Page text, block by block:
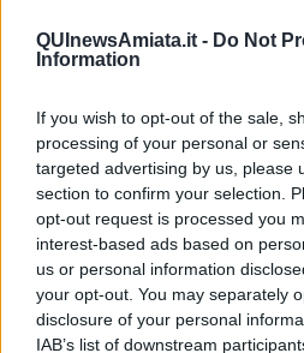
QUInewsAmiata.it - Do Not
Information
If you wish to opt-out of the sale,
processing of your personal or
targeted advertising by us, please
section to confirm your selection.
opt-out request is processed you
interest-based ads based on
us or personal information
your opt-out. You may separately
disclosure of your personal
IAB’s list of downstream
l’abbraccio e la connessione, gli
hai ancora finito!”.
chi pensa che il tango sia un
avrà mai detto?. Penso tra un brano e
ovviamente da risistemare… ma
minore. Ah ah!”. Il nuovo brano della
sulle labbra, sicuri che nulla più
alla fine della musica.
A un certo punto succede
molto personale.Oddio!. La ricerca
ballerini e il ritiro del materiale da
fortunatamente in pochi se ne sono